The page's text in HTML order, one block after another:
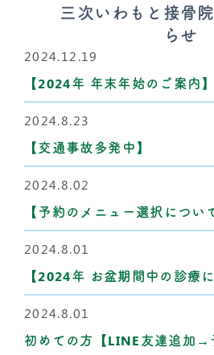
三次いわもと接骨
らせ
2024.12.19
【2024年 年末年始のご案内】
2024.8.23
【交通事故多発中】
2024.8.02
【予約のメニュー選択につい
2024.8.01
【2024年 お盆期間中の診療
2024.8.01
初めての方【LINE友達追加→